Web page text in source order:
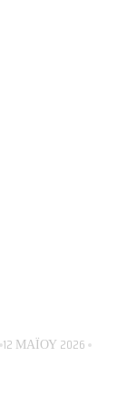
12 ΜΑΪ́ΟΥ 2026